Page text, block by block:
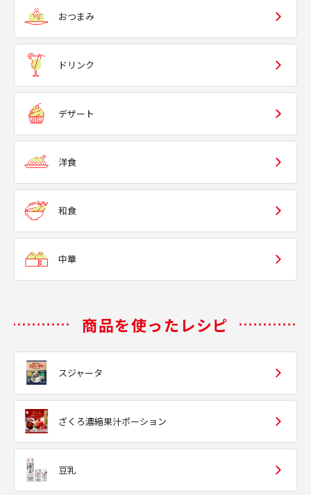
おつまみ
ドリンク
デザート
洋食
和食
中華
商品を使ったレシピ
スジャータ
ざくろ濃縮果汁ポーション
豆乳